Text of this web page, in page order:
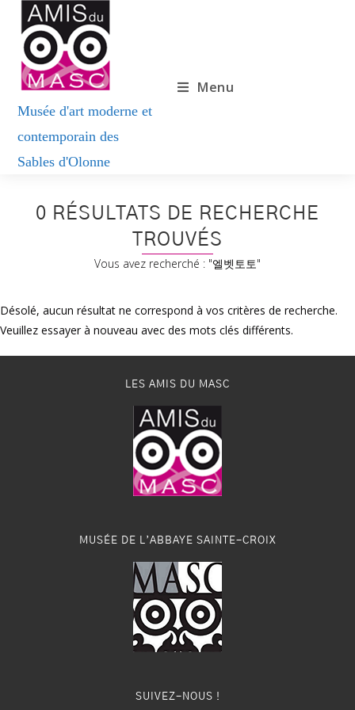
Menu
0 RÉSULTATS DE RECHERCHE
TROUVÉS
Vous avez recherché : "엘벳토토"
Désolé, aucun résultat ne correspond à vos critères de recherche.
Veuillez essayer à nouveau avec des mots clés différents.
LES AMIS DU MASC
MUSÉE DE L’ABBAYE SAINTE-CROIX
SUIVEZ-NOUS !